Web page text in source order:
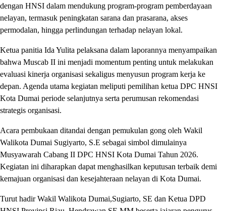
dengan HNSI dalam mendukung program-program pemberdayaan
nelayan, termasuk peningkatan sarana dan prasarana, akses
permodalan, hingga perlindungan terhadap nelayan lokal.
Ketua panitia Ida Yulita pelaksana dalam laporannya menyampaikan
bahwa Muscab II ini menjadi momentum penting untuk melakukan
evaluasi kinerja organisasi sekaligus menyusun program kerja ke
depan. Agenda utama kegiatan meliputi pemilihan ketua DPC HNSI
Kota Dumai periode selanjutnya serta perumusan rekomendasi
strategis organisasi.
Acara pembukaan ditandai dengan pemukulan gong oleh Wakil
Walikota Dumai Sugiyarto, S.E sebagai simbol dimulainya
Musyawarah Cabang II DPC HNSI Kota Dumai Tahun 2026.
Kegiatan ini diharapkan dapat menghasilkan keputusan terbaik demi
kemajuan organisasi dan kesejahteraan nelayan di Kota Dumai.
Turut hadir Wakil Walikota Dumai,Sugiarto, SE dan Ketua DPD